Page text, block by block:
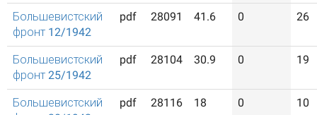
Большевистский
фронт 12/1942
pdf 28091 41.6 0 26
Большевистский
фронт 25/1942
pdf 28104 30.9 0 19
Большевистский
pdf 28116 18 0 10